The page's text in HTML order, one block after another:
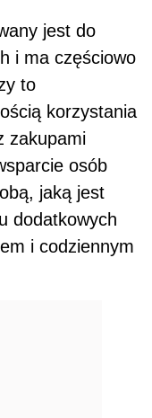
jest do
i ma częściowo
to
korzystania
zakupami
osób
jaką jest
dodatkowych
i codziennym